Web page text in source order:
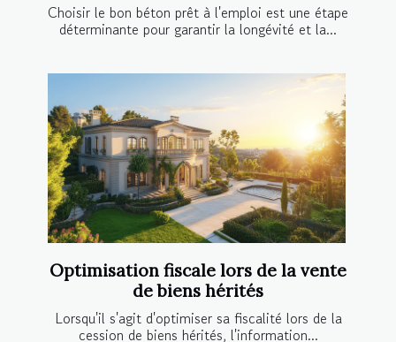
Choisir le bon béton prêt à l'emploi est une étape
déterminante pour garantir la longévité et la...
Optimisation fiscale lors de la vente
de biens hérités
Lorsqu'il s'agit d'optimiser sa fiscalité lors de la
cession de biens hérités, l'information...